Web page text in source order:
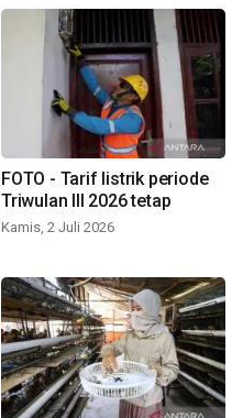
FOTO - Tarif listrik periode
Triwulan III 2026 tetap
Kamis, 2 Juli 2026